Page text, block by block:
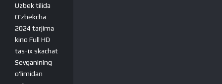
Uzbek tilida
O'zbekcha
2024 tarjima
kino Full HD
tas-ix skachat
Sevganining
o'limidan